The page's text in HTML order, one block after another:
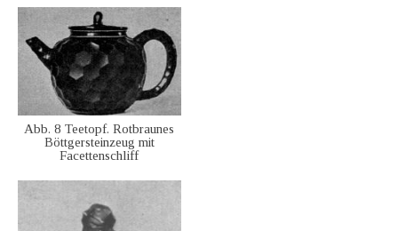
Abb. 8 Teetopf. Rotbraunes
Böttgersteinzeug mit
Facettenschliff